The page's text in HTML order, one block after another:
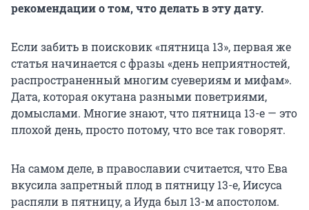
рекомендации о том, что делать в эту дату.
Если забить в поисковик «пятница 13», первая же
статья начинается с фразы «день неприятностей,
распространенный многим суевериям и мифам».
Дата, которая окутана разными поветриями,
домыслами. Многие знают, что пятница 13-е — это
плохой день, просто потому, что все так говорят.
На самом деле, в православии считается, что Ева
вкусила запретный плод в пятницу 13-е, Иисуса
распяли в пятницу, а Иуда был 13-м апостолом.